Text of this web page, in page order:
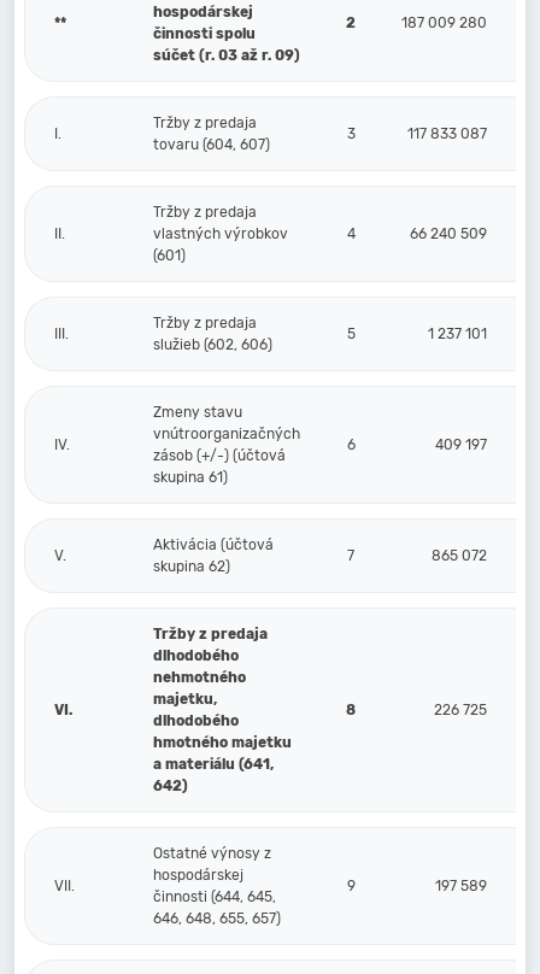
**
hospodárskej
činnosti spolu
súčet (r. 03 až r. 09)
2 187 009 280
I.
Tržby z predaja
tovaru (604, 607)
3 117 833 087
II.
Tržby z predaja
vlastných výrobkov
(601)
4 66 240 509
III.
Tržby z predaja
služieb (602, 606)
5 1 237 101
IV.
Zmeny stavu
vnútroorganizačných
zásob (+/-) (účtová
skupina 61)
6 409 197
V.
Aktivácia (účtová
skupina 62)
7 865 072
VI.
Tržby z predaja
dlhodobého
nehmotného
majetku,
dlhodobého
hmotného majetku
a materiálu (641,
642)
8 226 725
VII.
Ostatné výnosy z
hospodárskej
činnosti (644, 645,
646, 648, 655, 657)
9 197 589